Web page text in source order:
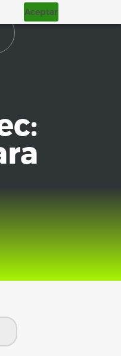
Aceptar